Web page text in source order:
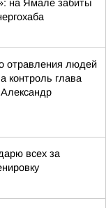
на Ямале забиты
отравления людей
контроль глава
всех за